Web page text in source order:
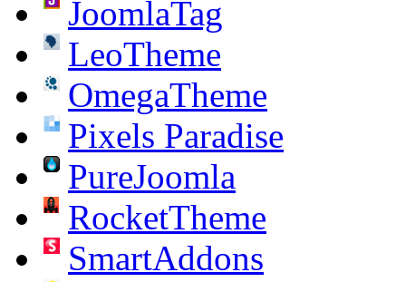
JoomlaTag
LeoTheme
OmegaTheme
Pixels Paradise
PureJoomla
RocketTheme
SmartAddons